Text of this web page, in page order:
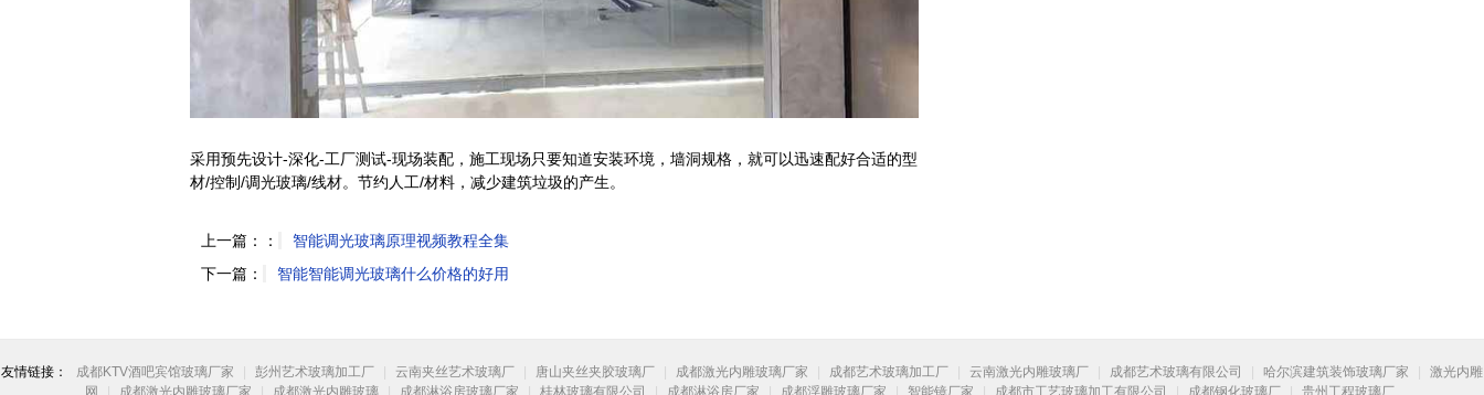
采用预先设计-深化-工厂测试-现场装配，施工现场只要知道安装环境，墙洞规格，就可以迅速配好合适的型
材/控制/调光玻璃/线材。节约人工/材料，减少建筑垃圾的产生。
上一篇：：
智能调光玻璃原理视频教程全集
下一篇：
智能智能调光玻璃什么价格的好用
友情链接： 成都KTV酒吧宾馆玻璃厂家 彭州艺术玻璃加工厂 云南夹丝艺术玻璃厂 唐山夹丝夹胶玻璃厂 成都激光内雕玻璃厂家 成都艺术玻璃加工厂 云南激光内雕玻璃厂 成都艺术玻璃有限公司 哈尔滨建筑装饰玻璃厂家
激光内雕